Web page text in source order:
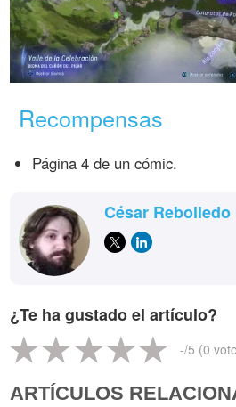
Recompensas
Página 4 de un cómic.
César Rebolledo
¿Te ha gustado el artículo?
-/5 (0
ARTÍCULOS